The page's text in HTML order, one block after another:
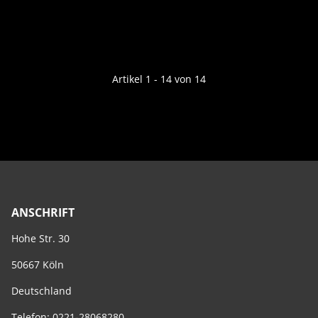
Artikel 1 - 14 von 14
ANSCHRIFT
Hohe Str. 30
50667 Köln
Deutschland